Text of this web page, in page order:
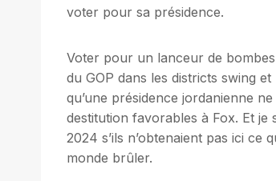
voter pour sa présidence.
Voter pour un lanceur de
du GOP dans les districts swing
qu’une présidence jordanienne
destitution favorables à Fox. Et je
2024 s’ils n’obtenaient pas ici ce
monde brûler.